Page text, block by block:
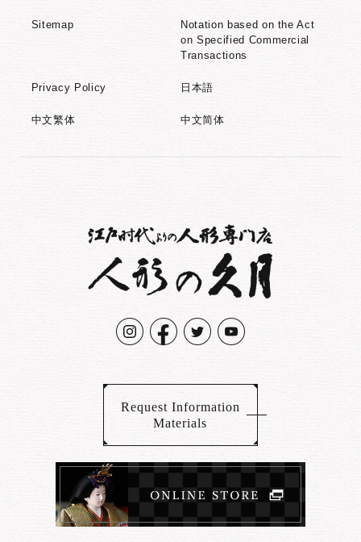
Request Information
Materials
Sitemap
Notation based on the Act
on Specified Commercial
Transactions
Privacy Policy 日本語
中文繁体 中文简体